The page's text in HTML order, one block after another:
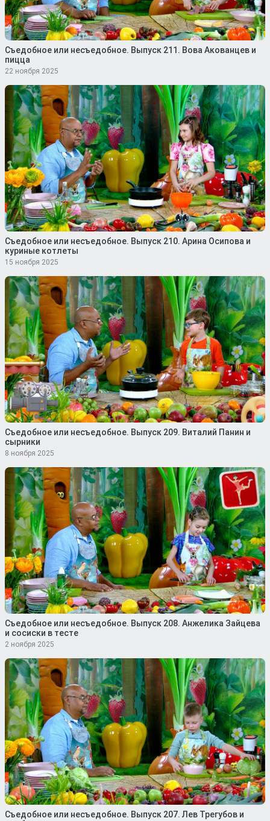
Съедобное или несъедобное. Выпуск 211. Вова Акованцев и
пицца
22 ноября 2025
Съедобное или несъедобное. Выпуск 210. Арина Осипова и
куриные котлеты
15 ноября 2025
Съедобное или несъедобное. Выпуск 209. Виталий Панин и
сырники
8 ноября 2025
Съедобное или несъедобное. Выпуск 208. Анжелика Зайцева
и сосиски в тесте
2 ноября 2025
Съедобное или несъедобное. Выпуск 207. Лев Трегубов и